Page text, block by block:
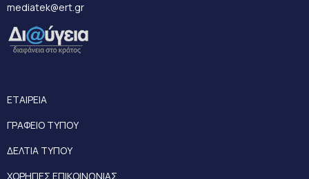
mediatek@ert.gr
ΕΤΑΙΡΕΙΑ
ΓΡΑΦΕΙΟ ΤΥΠΟΥ
ΔΕΛΤΙΑ ΤΥΠΟΥ
ΧΟΡΗΓΙΕΣ ΕΠΙΚΟΙΝΩΝΙΑΣ